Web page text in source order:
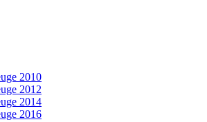
2010
2012
2014
2016